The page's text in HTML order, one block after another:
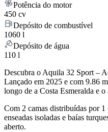
Potência do motor
450 cv
Depósito de combustível
1060 l
Depósito de água
110 l
Descubra o Aquila 32 Sport –
Lançado em 2025 e com 9.86
longo de a Costa Esmeralda e
Com 2 camas distribuídas por
enseadas isoladas e baías
aberto.